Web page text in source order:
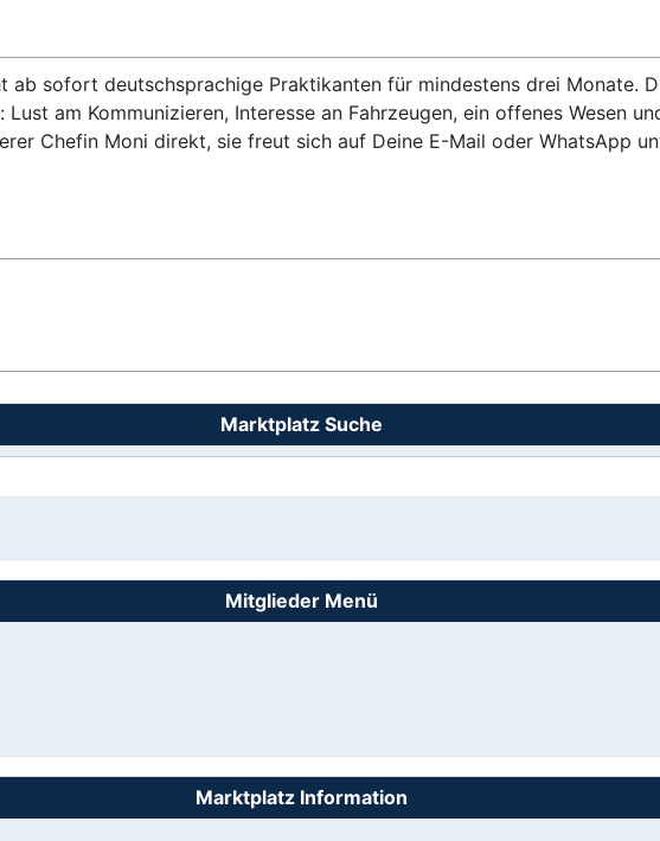
sofort deutschsprachige Praktikanten für mindestens drei Monate.
am Kommunizieren, Interesse an Fahrzeugen, ein offenes Wesen
Chefin Moni direkt, sie freut sich auf Deine E-Mail oder WhatsApp
Marktplatz Suche
Mitglieder Menü
Marktplatz Information